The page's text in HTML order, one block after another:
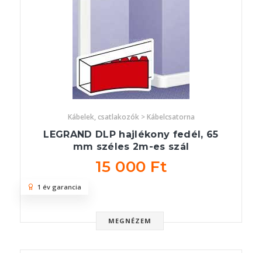
Kábelek, csatlakozók > Kábelcsatorna
LEGRAND DLP hajlékony fedél, 65
mm széles 2m-es szál
15 000 Ft
MEGNÉZEM
1 év garancia